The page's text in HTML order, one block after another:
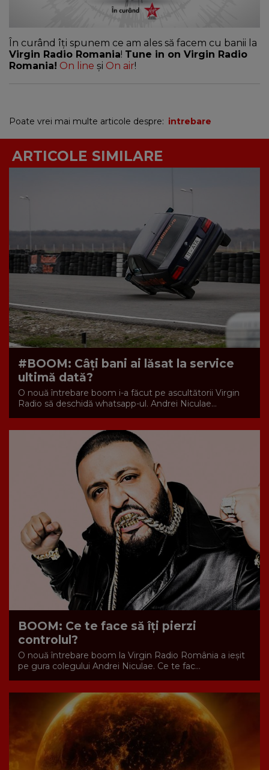
În curând îți spunem ce am ales să facem cu banii la
Virgin Radio Romania! Tune in on Virgin Radio
Romania! On line și On air!
Poate vrei mai multe articole despre: intrebare
ARTICOLE SIMILARE
#BOOM: Câţi bani ai lăsat la service
ultimă dată?
O nouă întrebare boom i-a făcut pe ascultătorii Virgin
Radio să deschidă whatsapp-ul. Andrei Niculae...
BOOM: Ce te face să îţi pierzi
controlul?
O nouă întrebare boom la Virgin Radio România a ieşit
pe gura colegului Andrei Niculae. Ce te fac...